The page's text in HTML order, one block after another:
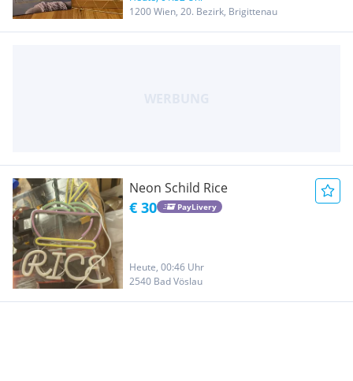
1200 Wien, 20. Bezirk, Brigittenau
Neon Schild Rice
€ 30 PayLivery
Heute, 00:46 Uhr
2540 Bad Vöslau